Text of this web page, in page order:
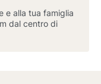
e alla tua famiglia
dal centro di